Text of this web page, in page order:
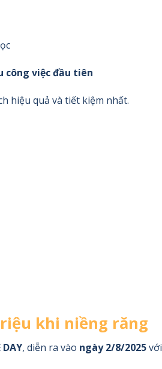
công việc đầu tiên
hiệu quả và tiết kiệm nhất.
khi niềng răng
, diễn ra vào ngày 2/8/2025với